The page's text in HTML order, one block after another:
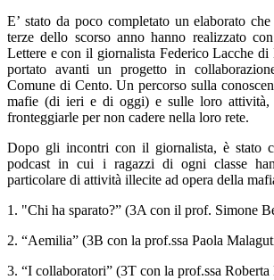
E’ stato da poco completato un elaborato
terze dello scorso anno hanno realizzato
Lettere e con il giornalista Federico Lacche di
portato avanti un progetto in
Comune di Cento. Un percorso sulla
mafie (di ieri e di oggi) e sulle loro attività,
fronteggiarle per non cadere nella loro rete.
Dopo gli incontri con il giornalista, è stato
podcast in cui i ragazzi di ogni classe
particolare di attività illecite ad opera della
1. "Chi ha sparato?” (3A con il prof. Simone
2. “Aemilia” (3B con la prof.ssa Paola
3. “I collaboratori” (3T con la prof.ssa